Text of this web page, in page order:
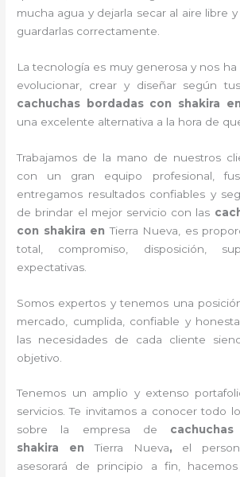
mucha agua y dejarla secar al aire libre
guardarlas correctamente.
La tecnología es muy generosa y nos ha
evolucionar, crear y diseñar según
cachuchas bordadas con shakira
una excelente alternativa a la hora de
Trabajamos de la mano de nuestros
con un gran equipo profesional,
entregamos resultados confiables y
de brindar el mejor servicio con las
con shakira enTierra Nueva, es
total, compromiso, disposición,
expectativas.
Somos expertos y tenemos una
mercado, cumplida, confiable y
las necesidades de cada cliente
objetivo.
Tenemos un amplio y extenso
servicios. Te invitamos a conocer todo
sobre la empresa de
shakira enTierra Nueva, el
asesorará de principio a fin,